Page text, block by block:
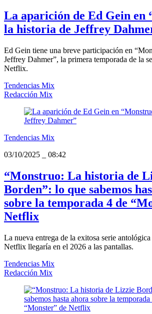
La aparición de Ed Gein en
la historia de Jeffrey
Ed Gein tiene una breve participación en
Jeffrey Dahmer”, la primera temporada de la
Netflix.
Tendencias Mix
Redacción Mix
Tendencias Mix
03/10/2025
08:42
“Monstruo: La historia de
Borden”: lo que sabemos
sobre la temporada 4 de
Netflix
La nueva entrega de la exitosa serie
Netflix llegaría en el 2026 a las pantallas.
Tendencias Mix
Redacción Mix